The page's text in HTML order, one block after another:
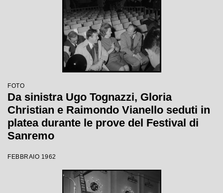
FOTO
Da sinistra Ugo Tognazzi, Gloria
Christian e Raimondo Vianello seduti in
platea durante le prove del Festival di
Sanremo
FEBBRAIO 1962